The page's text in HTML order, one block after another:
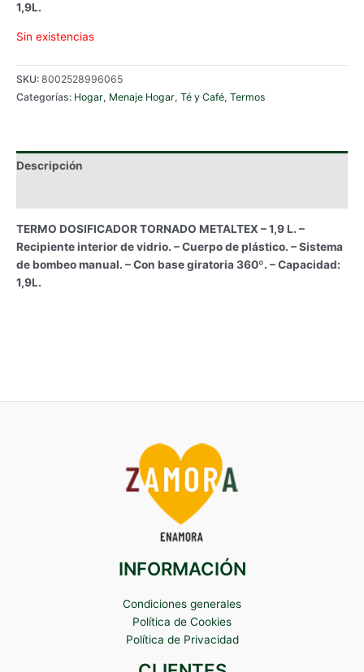
1,9L.
Sin existencias
SKU: 8002528996065
Categorías: Hogar, Menaje Hogar, Té y Café, Termos
Descripción
TERMO DOSIFICADOR TORNADO METALTEX – 1,9 L. –
Recipiente interior de vidrio. – Cuerpo de plástico. – Sistema
de bombeo manual. – Con base giratoria 360º. – Capacidad:
1,9L.
INFORMACIÓN
Condiciones generales
Política de Cookies
Política de Privacidad